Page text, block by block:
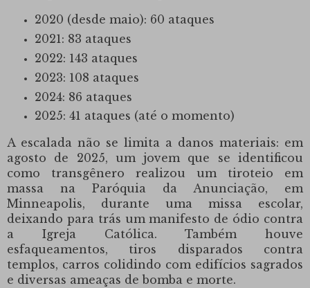
2020 (desde maio): 60 ataques
2021: 83 ataques
2022: 143 ataques
2023: 108 ataques
2024: 86 ataques
2025: 41 ataques (até o momento)
A escalada não se limita a danos materiais: em
agosto de 2025, um jovem que se identificou
como transgênero realizou um tiroteio em
massa na Paróquia da Anunciação, em
Minneapolis, durante uma missa escolar,
deixando para trás um manifesto de ódio contra
a Igreja Católica.
Também houve
esfaqueamentos, tiros disparados contra
templos, carros colidindo com edifícios sagrados
e diversas ameaças de bomba e morte.